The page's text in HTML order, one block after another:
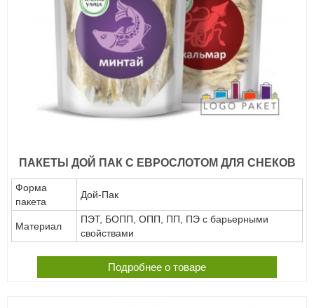
ПАКЕТЫ ДОЙ ПАК С ЕВРОСЛОТОМ ДЛЯ СНЕКОВ
Форма
пакета
Дой-Пак
Материал
ПЭТ, БОПП, ОПП, ПП, ПЭ с барьерными
свойствами
Подробнее о товаре